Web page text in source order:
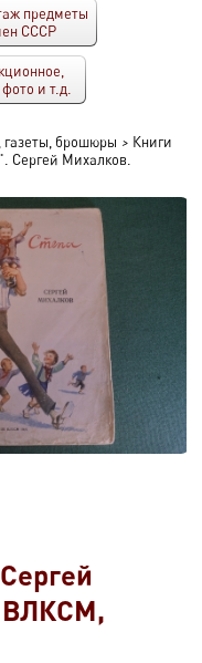
предметы
СССР
и т.д.
газеты, брошюры > Книги
Сергей Михалков.
ВЛКСМ,